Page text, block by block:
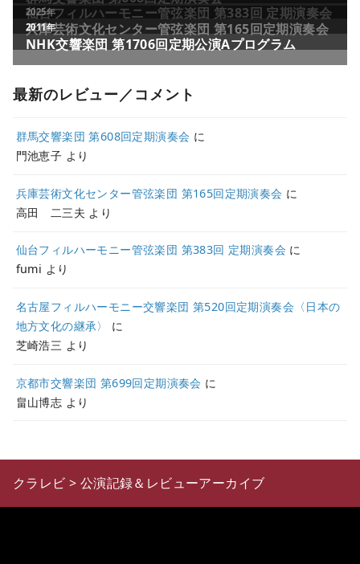
最新のレビュー／コメント
群馬交響楽団 第608回定期演奏会 に
門池恵子 より
兵庫芸術文化センター管弦楽団 第165回定期演奏会 に
高田 二三夫 より
仙台フィルハーモニー管弦楽団 第383回 定期演奏会 に
fumi より
名古屋フィルハーモニー交響楽団 第520回定期演奏会〈日本の
地方文化の継承〉
に
芝崎浩三 より
京都市交響楽団 第699回定期演奏会 に
畠山博志 より
クラレビ > 公演記録＆レビューアーカイブ